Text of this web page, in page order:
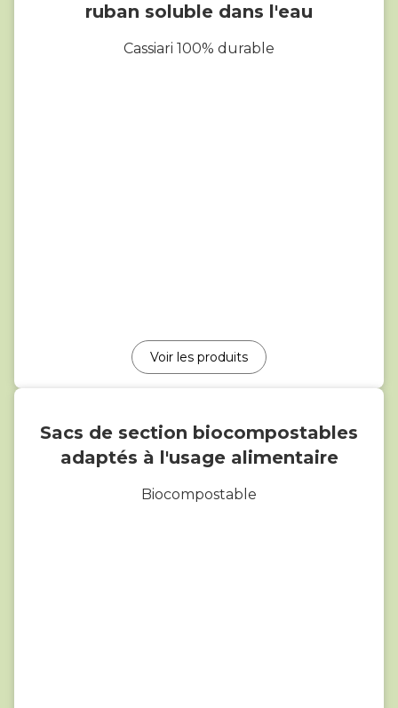
ruban soluble dans l'eau
Cassiari 100% durable
Voir les produits
Sacs de section biocompostables
adaptés à l'usage alimentaire
Biocompostable